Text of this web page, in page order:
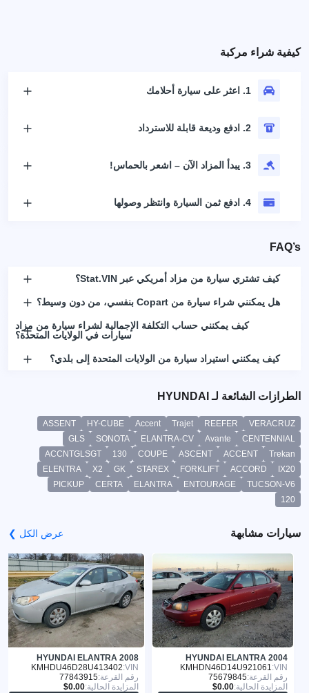
كيفية شراء مركبة
1. اعثر على سيارة أحلامك
2. ادفع وديعة قابلة للاسترداد
3. يبدأ المزاد الآن – اشعر بالحماس!
4. ادفع ثمن السيارة وانتظر وصولها
FAQ’s
كيف تشتري سيارة من مزاد أمريكي عبر Stat.VIN؟
هل يمكنني شراء سيارة من Copart بنفسي، من دون وسيط؟
كيف يمكنني حساب التكلفة الإجمالية لشراء سيارة من مزاد
سيارات في الولايات المتحدة؟
كيف يمكنني استيراد سيارة من الولايات المتحدة إلى بلدي؟
الطرازات الشائعة لـ HYUNDAI
VERACRUZ
REEFER
Trajet
Accent
HY-CUBE
ASSENT
CENTENNIAL
Avante
ELANTRA-CV
SONOTA
GLS
Trekan
ACCENT
ASCENT
COUPE
130
ACCNTGLSGT
IX20
ACCORD
FORKLIFT
STAREX
GK
X2
ELENTRA
TUCSON-V6
ENTOURAGE
ELANTRA
CERTA
PICKUP
120
سيارات مشابهة عرض الكل ❯
HYUNDAI ELANTRA 2004
VIN:
KMHDN46D14U921061
رقم القرعة:75679845
المزايدة الحالية:
HYUNDAI ELANTRA 2008
VIN:
KMHDU46D28U413402
رقم القرعة:77843915
المزايدة الحالية: